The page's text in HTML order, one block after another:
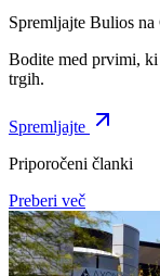
Spremljajte Bulios
Bodite med prvimi, ki
trgih.
Spremljajte
Priporočeni članki
Preberi več